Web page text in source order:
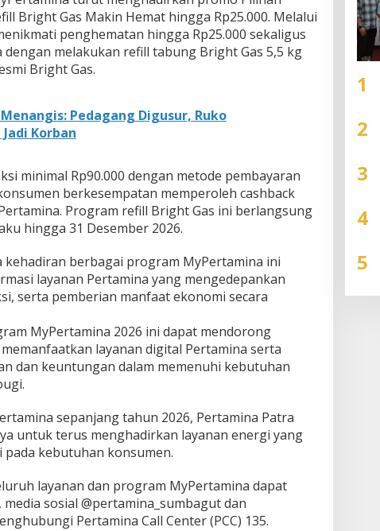
Bright Gas Makin Hemat hingga Rp25.000. Melalui
penghematan hingga Rp25.000 sekaligus
melakukan refill tabung Bright Gas 5,5 kg
Bright Gas.
Pedagang Digusur, Ruko
Korban
minimal Rp90.000 dengan metode pembayaran
berkesempatan memperoleh cashback
Program refill Bright Gas ini berlangsung
hingga 31 Desember 2026.
kehadiran berbagai program MyPertamina ini
layanan Pertamina yang mengedepankan
serta pemberian manfaat ekonomi secara
MyPertamina 2026 ini dapat mendorong
layanan digital Pertamina serta
dan keuntungan dalam memenuhi kebutuhan
sepanjang tahun 2026, Pertamina Patra
untuk terus menghadirkan layanan energi yang
kebutuhan konsumen.
layanan dan program MyPertamina dapat
sosial @pertamina_sumbagut dan
Pertamina Call Center (PCC) 135.
1
2
3
4
5